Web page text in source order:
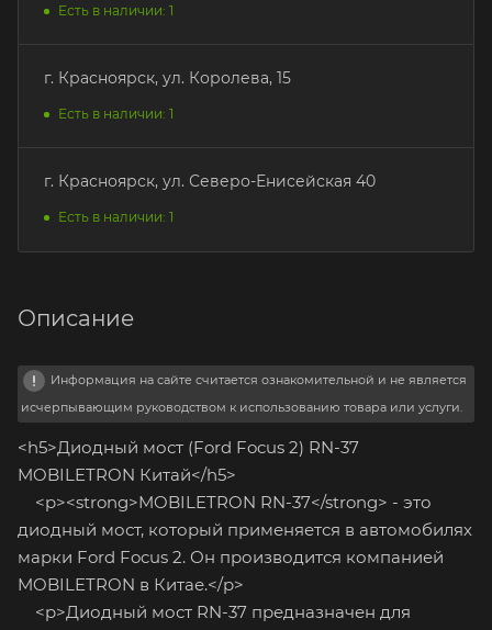
Есть в наличии: 1
г. Красноярск, ул. Королева, 15
Есть в наличии: 1
г. Красноярск, ул. Северо-Енисейская 40
Есть в наличии: 1
Описание
Информация на сайте считается ознакомительной и не является
исчерпывающим руководством к использованию товара или услуги.
<h5>Диодный мост (Ford Focus 2) RN-37
MOBILETRON Китай</h5>
<p><strong>MOBILETRON RN-37</strong> - это
диодный мост, который применяется в автомобилях
марки Ford Focus 2. Он производится компанией
MOBILETRON в Китае.</p>
<p>Диодный мост RN-37 предназначен для